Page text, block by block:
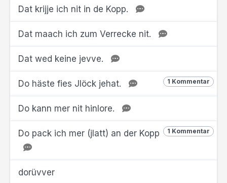
Dat krijje ich nit in de Kopp.
Dat maach ich zum Verrecke nit.
Dat wed keine jevve.
1 Kommentar
Do häste fies Jlöck jehat.
Do kann mer nit hinlore.
1 Kommentar
Do pack ich mer (jlatt) an der Kopp
dorüvver